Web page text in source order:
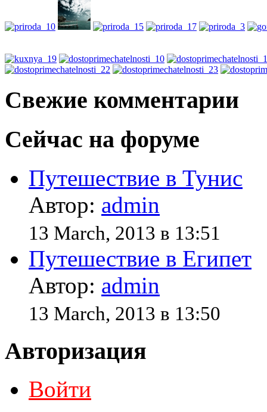
Свежие комментарии
Сейчас на форуме
Путешествие в Тунис
Автор: admin
13 March, 2013 в 13:51
Путешествие в Египет
Автор: admin
13 March, 2013 в 13:50
Авторизация
Войти